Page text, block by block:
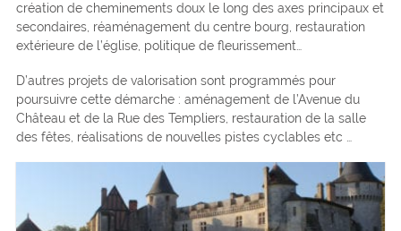
création de cheminements doux le long des axes principaux et
secondaires, réaménagement du centre bourg, restauration
extérieure de l’église, politique de fleurissement…
D’autres projets de valorisation sont programmés pour
poursuivre cette démarche : aménagement de l’Avenue du
Château et de la Rue des Templiers, restauration de la salle
des fêtes, réalisations de nouvelles pistes cyclables etc …